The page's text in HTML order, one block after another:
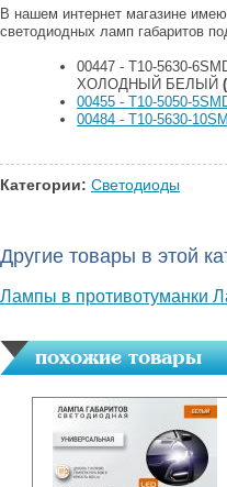
В нашем интернет магазине
светодиодных ламп габаритов
00447 - Т10-5630-
ХОЛОДНЫЙ БЕЛЫЙ
00455 - T10-5050-
00484 - Т10-5630-
Категории: Светодиоды
Другие товары в этой
Лампы в противотуманки
похожие товары